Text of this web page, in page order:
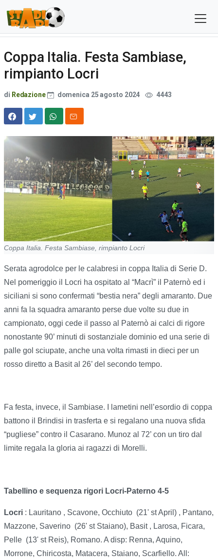
Coppa Italia. Festa Sambiase,
rimpianto Locri
di Redazione domenica 25 agosto 2024 4443
Coppa Italia. Festa Sambiase, rimpianto Locri
Serata agrodolce per le calabresi in coppa Italia di Serie D.
Nel pomeriggio il Locri ha ospitato al “Macrì” il Paternò ed i
siciliani si sono confermati “bestia nera” degli amaranto. Due
anni fa la squadra amaranto perse due volte su due in
campionato, oggi cede il passo al Paternò ai calci di rigore
nonostante 90’ minuti di sostanziale dominio ed una serie di
palle gol sciupate, anche una volta rimasti in dieci per un
rosso diretto a Basit al 26’ del secondo tempo.
Fa festa, invece, il Sambiase. I lametini nell’esordio di coppa
battono il Brindisi in trasferta e si regalano una nuova sfida
“pugliese” contro il Casarano. Munoz al 72’ con un tiro dal
limite regala la gloria ai ragazzi di Morelli.
Tabellino e sequenza rigori Locri-Paterno 4-5
Locri : Lauritano , Scavone, Occhiuto (21' st April) , Pantano,
Mazzone, Saverino (26' st Staiano), Basit , Larosa, Ficara,
Pelle (13' st Reis), Romano. A disp: Renna, Aquino,
Morrone, Chiricosta, Matacera, Staiano, Scarfiello. All: